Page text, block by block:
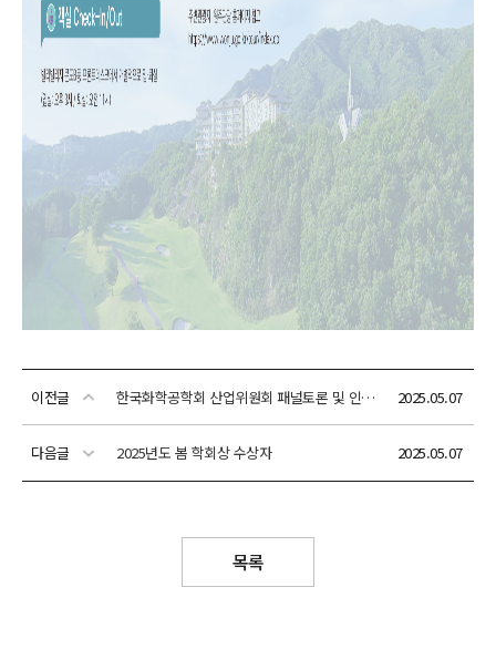
이전글 한국화학공학회 산업위원회 패널토론 및 인터뷰 동영상 링크 모음 2025.05.07
다음글 2025년도 봄 학회상 수상자 2025.05.07
목록